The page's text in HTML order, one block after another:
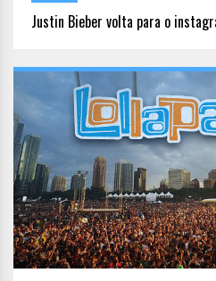
Justin Bieber volta para o